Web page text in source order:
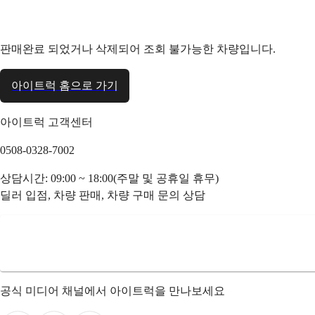
판매완료 되었거나 삭제되어 조회 불가능한 차량입니다.
아이트럭 홈으로 가기
아이트럭 고객센터
0508-0328-7002
상담시간: 09:00 ~ 18:00(주말 및 공휴일 휴무)
딜러 입점, 차량 판매, 차량 구매 문의 상담
공식 미디어 채널에서 아이트럭을 만나보세요